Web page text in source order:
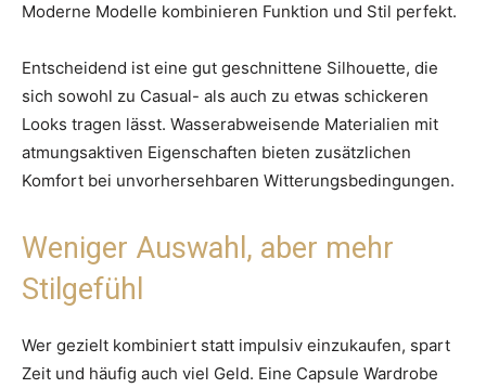
Moderne Modelle kombinieren Funktion und Stil perfekt.
Entscheidend ist eine gut geschnittene Silhouette, die
sich sowohl zu Casual- als auch zu etwas schickeren
Looks tragen lässt. Wasserabweisende Materialien mit
atmungsaktiven Eigenschaften bieten zusätzlichen
Komfort bei unvorhersehbaren Witterungsbedingungen.
Weniger Auswahl, aber mehr
Stilgefühl
Wer gezielt kombiniert statt impulsiv einzukaufen, spart
Zeit und häufig auch viel Geld. Eine Capsule Wardrobe